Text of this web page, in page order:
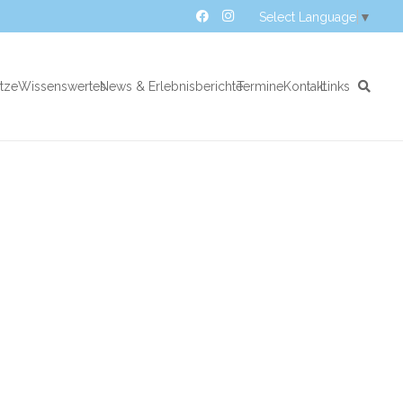
Select Language ▼
WissenswertesNews & ErlebnisberichteTermineKontaktLinks